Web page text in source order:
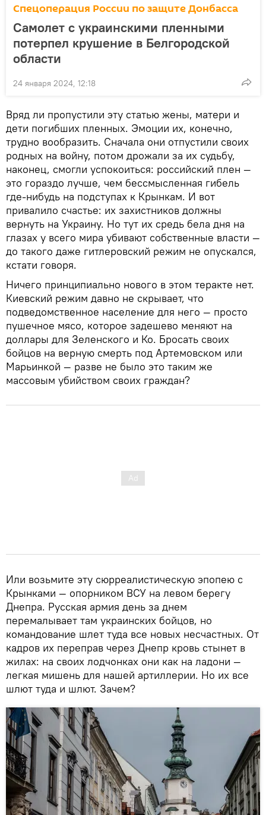
Спецоперация России по защите Донбасса
Самолет с украинскими пленными
потерпел крушение в Белгородской
области
24 января 2024, 12:18
Вряд ли пропустили эту статью жены, матери и
дети погибших пленных. Эмоции их, конечно,
трудно вообразить. Сначала они отпустили своих
родных на войну, потом дрожали за их судьбу,
наконец, смогли успокоиться: российский плен —
это гораздо лучше, чем бессмысленная гибель
где-нибудь на подступах к Крынкам. И вот
привалило счастье: их захистников должны
вернуть на Украину. Но тут их средь бела дня на
глазах у всего мира убивают собственные власти —
до такого даже гитлеровский режим не опускался,
кстати говоря.
Ничего принципиально нового в этом теракте нет.
Киевский режим давно не скрывает, что
подведомственное население для него — просто
пушечное мясо, которое задешево меняют на
доллары для Зеленского и Ко. Бросать своих
бойцов на верную смерть под Артемовском или
Марьинкой — разве не было это таким же
массовым убийством своих граждан?
Или возьмите эту сюрреалистическую эпопею с
Крынками — опорником ВСУ на левом берегу
Днепра. Русская армия день за днем
перемалывает там украинских бойцов, но
командование шлет туда все новых несчастных. От
кадров их переправ через Днепр кровь стынет в
жилах: на своих лодчонках они как на ладони —
легкая мишень для нашей артиллерии. Но их все
шлют туда и шлют. Зачем?